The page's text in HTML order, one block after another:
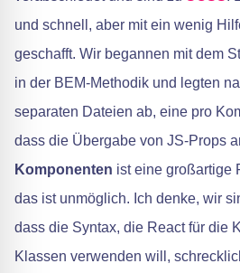
und schnell, aber mit ein wenig
geschafft. Wir begannen mit dem
in der BEM-Methodik und legten
separaten Dateien ab, eine pro
dass die Übergabe von JS-Props
Komponenten ist eine großartige
das ist unmöglich. Ich denke, wir
dass die Syntax, die React für die
Klassen verwenden will,